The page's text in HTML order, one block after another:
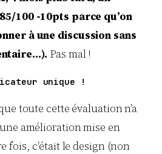
100 -10pts parce qu’on
à une discussion sans
Pas mal !
unique !
toute cette évaluation n’a
amélioration mise en
fois, c’était le design (non